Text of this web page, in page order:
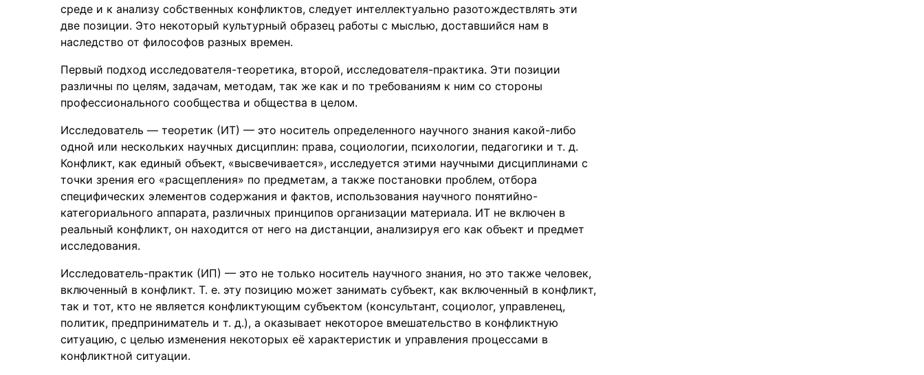
среде и к анализу собственных конфликтов, следует интеллектуально разотождествлять эти
две позиции. Это некоторый культурный образец работы с мыслью, доставшийся нам в
наследство от философов разных времен.
Первый подход исследователя-теоретика, второй, исследователя-практика. Эти позиции
различны по целям, задачам, методам, так же как и по требованиям к ним со стороны
профессионального сообщества и общества в целом.
Исследователь — теоретик (ИТ) — это носитель определенного научного знания какой-либо
одной или нескольких научных дисциплин: права, социологии, психологии, педагогики и т. д.
Конфликт, как единый объект, «высвечивается», исследуется этими научными дисциплинами с
точки зрения его «расщепления» по предметам, а также постановки проблем, отбора
специфических элементов содержания и фактов, использования научного понятийно-
категориального аппарата, различных принципов организации материала. ИТ не включен в
реальный конфликт, он находится от него на дистанции, анализируя его как объект и предмет
исследования.
Исследователь-практик (ИП) — это не только носитель научного знания, но это также человек,
включенный в конфликт. Т. е. эту позицию может занимать субъект, как включенный в конфликт,
так и тот, кто не является конфликтующим субъектом (консультант, социолог, управленец,
политик, предприниматель и т. д.), а оказывает некоторое вмешательство в конфликтную
ситуацию, с целью изменения некоторых её характеристик и управления процессами в
конфликтной ситуации.